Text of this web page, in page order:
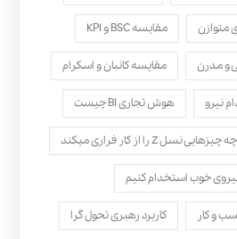
متوازن مقایسه BSC و KPI
و مدرن مقایسه کانبان و اسکرام
نیرو هوش تجاری BI چیست
چه چیزهایی نسل Z را از کار فراری میکند
خوب استخدام کنیم
و کار کاربرد رهبری تحول‌ گرا